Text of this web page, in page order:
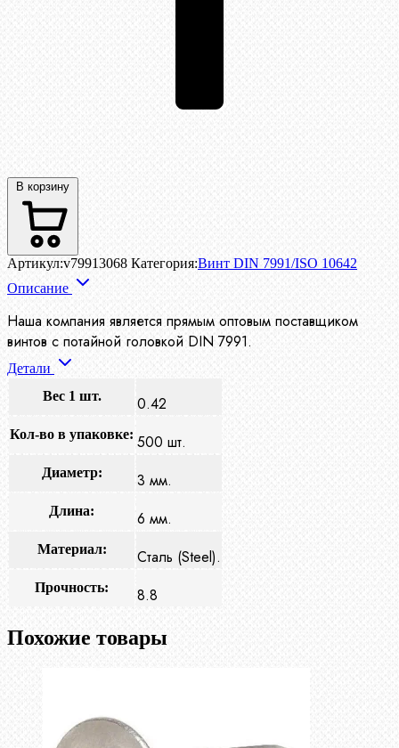
В корзину
Артикул:v79913068 Категория:Винт DIN 7991/ISO 10642
Описание
Наша компания является прямым оптовым поставщиком
винтов с потайной головкой DIN 7991.
Детали
Вес 1 шт.
0.42
Кол-во в упаковке: 500 шт.
Диаметр: 3 мм.
Длина: 6 мм.
Материал: Сталь (Steel).
Прочность: 8.8
Похожие товары